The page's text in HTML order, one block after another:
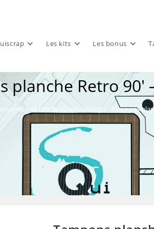
Les kits Les bonus
planche Retro 90′
nos kits de scrapbooking > Tampons